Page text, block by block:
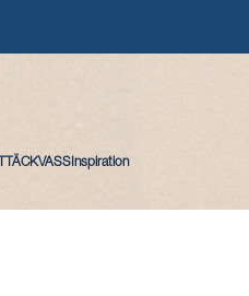
TÄCKVASSInspiration